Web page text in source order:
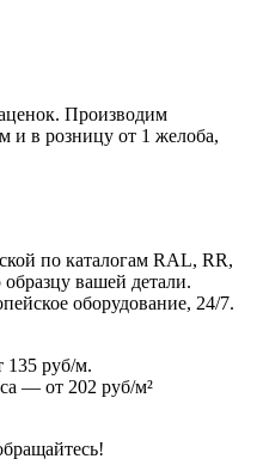
Производим
и в розницу от 1 желоба,
по каталогам RAL, RR,
вашей детали.
оборудование, 24/7.
135 руб/м.
— от 202 руб/м²